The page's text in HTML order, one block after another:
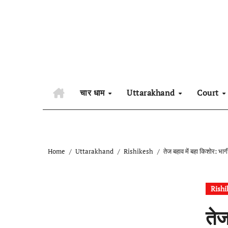
चार धाम Uttarakhand Court
Home Uttarakhand Rishikesh तेज बहाव में बहा किशोर: